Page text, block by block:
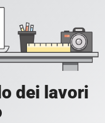
dei lavori